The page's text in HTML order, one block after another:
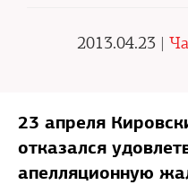
2013.04.23 |
23 апреля
отказался
апелляционную